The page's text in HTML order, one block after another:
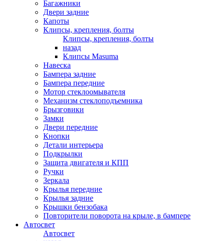
Багажники
Двери задние
Капоты
Клипсы, крепления, болты
Клипсы, крепления, болты
назад
Клипсы Masuma
Навеска
Бампера задние
Бампера передние
Мотор стеклоомывателя
Механизм стеклоподъемника
Брызговики
Замки
Двери передние
Кнопки
Детали интерьера
Подкрылки
Защита двигателя и КПП
Ручки
Зеркала
Крылья передние
Крылья задние
Крышки бензобака
Повторители поворота на крыле, в бампере
Автосвет
Автосвет